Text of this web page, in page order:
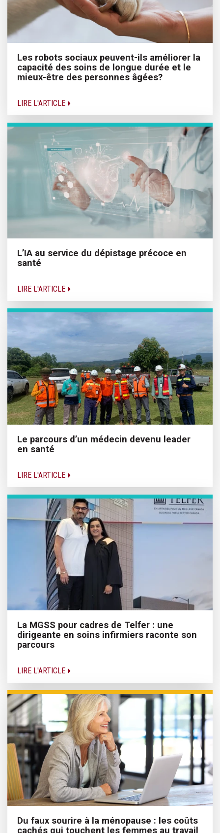
Les robots sociaux peuvent-ils améliorer la
capacité des soins de longue durée et le
mieux-être des personnes âgées?
LIRE L'ARTICLE
L’IA au service du dépistage précoce en
santé
LIRE L'ARTICLE
Le parcours d’un médecin devenu leader
en santé
LIRE L'ARTICLE
La MGSS pour cadres de Telfer : une
dirigeante en soins infirmiers raconte son
parcours
LIRE L'ARTICLE
Du faux sourire à la ménopause : les coûts
cachés qui touchent les femmes au travail